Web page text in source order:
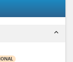
expand_less